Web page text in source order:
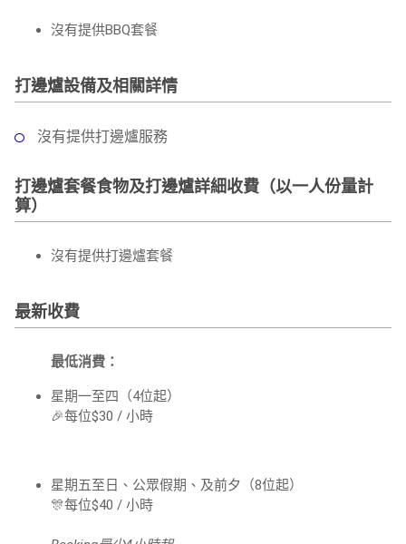
沒有提供BBQ套餐
打邊爐設備及相關詳情
沒有提供打邊爐服務
打邊爐套餐食物及打邊爐詳細收費（以一人份量計
算）
沒有提供打邊爐套餐
最新收費
最低消費：
星期一至四（4位起）
🎉每位$30 / 小時
星期五至日、公眾假期、及前夕（8位起）
🎊每位$40 / 小時